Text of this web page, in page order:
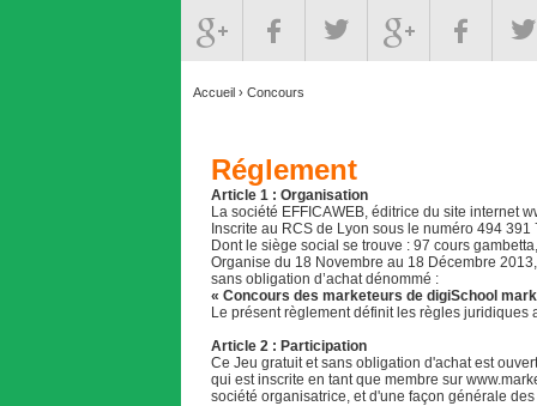
Accueil › Concours
Réglement
Article 1 : Organisation
La société EFFICAWEB, éditrice du site internet
Inscrite au RCS de Lyon sous le numéro 494
Dont le siège social se trouve : 97 cours
Organise du 18 Novembre au 18 Décembre
sans obligation d’achat dénommé :
« Concours des marketeurs de digiSchool
Le présent règlement définit les règles
Article 2 : Participation
Ce Jeu gratuit et sans obligation d'achat est
qui est inscrite en tant que membre sur
société organisatrice, et d'une façon générale